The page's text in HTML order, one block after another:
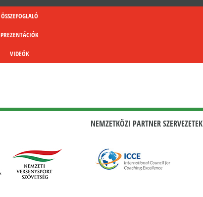
ÖSSZEFOGLALÓ
PREZENTÁCIÓK
VIDEÓK
NEMZETKÖZI PARTNER SZERVEZETEK